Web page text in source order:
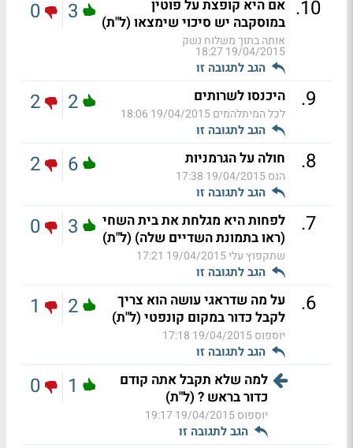
10
. אם היא קופצת על פוטין
במוסקבה יש סיכוי שימצאו (ל"ת)
אותה בתוך משלוח נשק
19/04/2015 18:27
הגב לתגובה זו
3
0
9
. היכנסו לשרותים
לכל המיתלהמים19/04/2015 18:06
הגב לתגובה זו
2
2
8
. חולה על הגרמניות
הנס19/04/2015 17:38
הגב לתגובה זו
6
2
7
.
לפחות היא מגלחת את בית השחי
(ראו בתמונת השדיים שלה) (ל"ת)
שתקפוץ עלי19/04/2015 17:21
הגב לתגובה זו
3
0
6
.
על מה שדראגי עושה הוא צריך
לקבל כדור במקום קונפטי (ל"ת)
יוספוס19/04/2015 17:18
הגב לתגובה זו
2
1
למה שלא תקבל אתה קודם
כדור בראש ? (ל"ת)
יוספוס19/04/2015 19:17
הגב לתגובה זו
1
0